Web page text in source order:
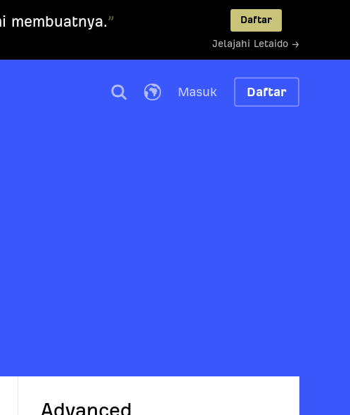
membuatnya.” Daftar
Jelajahi Letaido →
Masuk Daftar
Advanced